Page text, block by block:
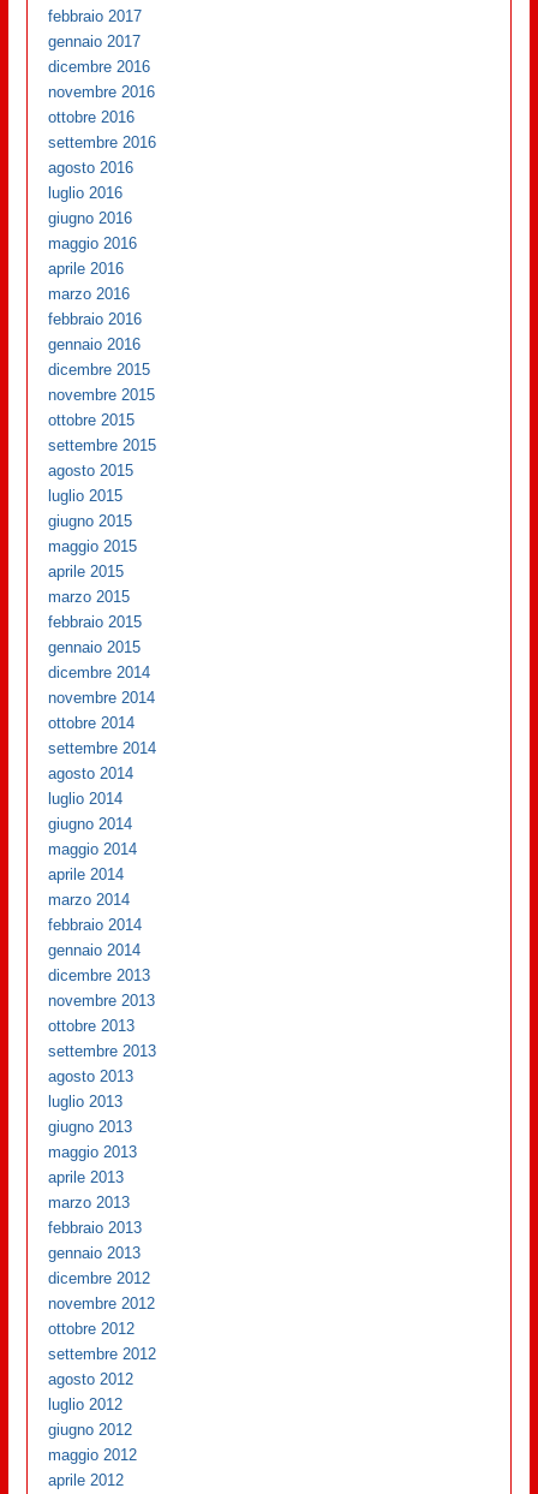
febbraio 2017
gennaio 2017
dicembre 2016
novembre 2016
ottobre 2016
settembre 2016
agosto 2016
luglio 2016
giugno 2016
maggio 2016
aprile 2016
marzo 2016
febbraio 2016
gennaio 2016
dicembre 2015
novembre 2015
ottobre 2015
settembre 2015
agosto 2015
luglio 2015
giugno 2015
maggio 2015
aprile 2015
marzo 2015
febbraio 2015
gennaio 2015
dicembre 2014
novembre 2014
ottobre 2014
settembre 2014
agosto 2014
luglio 2014
giugno 2014
maggio 2014
aprile 2014
marzo 2014
febbraio 2014
gennaio 2014
dicembre 2013
novembre 2013
ottobre 2013
settembre 2013
agosto 2013
luglio 2013
giugno 2013
maggio 2013
aprile 2013
marzo 2013
febbraio 2013
gennaio 2013
dicembre 2012
novembre 2012
ottobre 2012
settembre 2012
agosto 2012
luglio 2012
giugno 2012
maggio 2012
aprile 2012